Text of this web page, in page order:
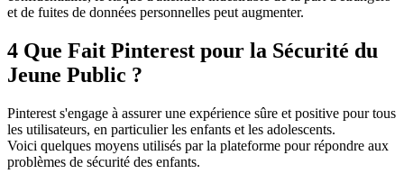
et de fuites de données personnelles peut augmenter.
4 Que Fait Pinterest pour la Sécurité du
Jeune Public ?
Pinterest s'engage à assurer une expérience sûre et positive pour tous
les utilisateurs, en particulier les enfants et les adolescents.
Voici quelques moyens utilisés par la plateforme pour répondre aux
problèmes de sécurité des enfants.